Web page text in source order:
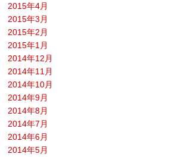
2015年4月
2015年3月
2015年2月
2015年1月
2014年12月
2014年11月
2014年10月
2014年9月
2014年8月
2014年7月
2014年6月
2014年5月